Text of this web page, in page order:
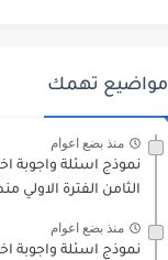
مواضيع تهمك
منذ بضع اعوام
نموذج اسئلة واجوبة
الثامن الفترة الاولي
منذ بضع اعوام
نموذج اسئلة واجوبة